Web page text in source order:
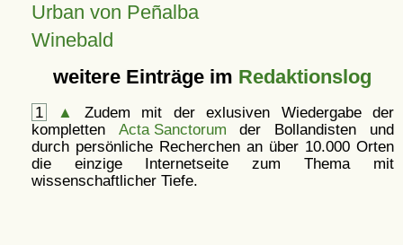
Urban von Peñalba
Winebald
weitere Einträge im Redaktionslog
1 ▲
Zudem mit der exlusiven Wiedergabe der
kompletten Acta Sanctorum der Bollandisten und
durch persönliche Recherchen an über 10.000 Orten
die einzige Internetseite zum Thema mit
wissenschaftlicher Tiefe.